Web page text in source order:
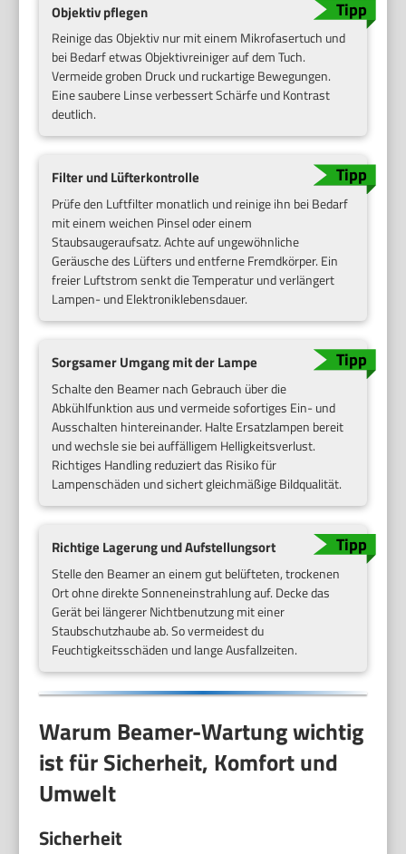
Objektiv pflegen
Reinige das Objektiv nur mit einem Mikrofasertuch und
bei Bedarf etwas Objektivreiniger auf dem Tuch.
Vermeide groben Druck und ruckartige Bewegungen.
Eine saubere Linse verbessert Schärfe und Kontrast
deutlich.
Filter und Lüfterkontrolle
Prüfe den Luftfilter monatlich und reinige ihn bei Bedarf
mit einem weichen Pinsel oder einem
Staubsaugeraufsatz. Achte auf ungewöhnliche
Geräusche des Lüfters und entferne Fremdkörper. Ein
freier Luftstrom senkt die Temperatur und verlängert
Lampen- und Elektroniklebensdauer.
Sorgsamer Umgang mit der Lampe
Schalte den Beamer nach Gebrauch über die
Abkühlfunktion aus und vermeide sofortiges Ein- und
Ausschalten hintereinander. Halte Ersatzlampen bereit
und wechsle sie bei auffälligem Helligkeitsverlust.
Richtiges Handling reduziert das Risiko für
Lampenschäden und sichert gleichmäßige Bildqualität.
Richtige Lagerung und Aufstellungsort
Stelle den Beamer an einem gut belüfteten, trockenen
Ort ohne direkte Sonneneinstrahlung auf. Decke das
Gerät bei längerer Nichtbenutzung mit einer
Staubschutzhaube ab. So vermeidest du
Feuchtigkeitsschäden und lange Ausfallzeiten.
Warum Beamer-Wartung wichtig
ist für Sicherheit, Komfort und
Umwelt
Sicherheit